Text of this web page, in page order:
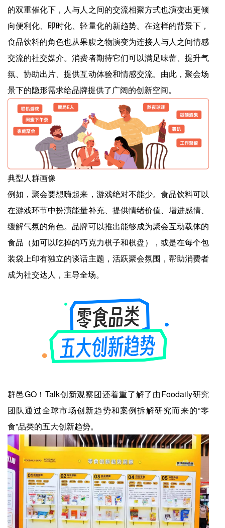
的双重催化下，人与人之间的交流相聚方式也演变出更倾
向便利化、即时化、轻量化的新趋势。在这样的背景下，
食品饮料的角色也从果腹之物演变为连接人与人之间情感
交流的社交媒介。消费者期待它们可以满足味蕾、提升气
氛、协助出片、提供互动体验和情感交流。由此，聚会场
景下的隐形需求给品牌提供了广阔的创新空间。
典型人群画像
例如，聚会要想嗨起来，游戏绝对不能少。食品饮料可以
在游戏环节中扮演能量补充、提供情绪价值、增进感情、
缓解气氛的角色。品牌可以推出能够成为聚会互动载体的
食品（如可以吃掉的巧克力棋子和棋盘），或是在每个包
装袋上印有独立的谈话主题，活跃聚会氛围，帮助消费者
成为社交达人，主导全场。
群邑GO！Talk创新观察团还着重了解了由Foodaily研究
团队通过全球市场创新趋势和案例拆解研究而来的“零
食”品类的五大创新趋势。